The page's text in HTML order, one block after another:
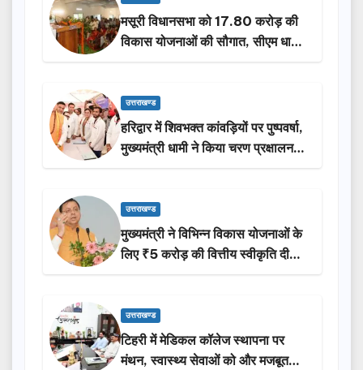
मसूरी विधानसभा को 17.80 करोड़ की
विकास योजनाओं की सौगात, सीएम धामी
ने किया लोकार्पण-शिलान्यास.
उत्तराखण्ड
हरिद्वार में शिवभक्त कांवड़ियों पर पुष्पवर्षा,
मुख्यमंत्री धामी ने किया चरण प्रक्षालन…
उत्तराखण्ड
मुख्यमंत्री ने विभिन्न विकास योजनाओं के
लिए ₹5 करोड़ की वित्तीय स्वीकृति दी…
उत्तराखण्ड
टिहरी में मेडिकल कॉलेज स्थापना पर
मंथन, स्वास्थ्य सेवाओं को और मजबूत